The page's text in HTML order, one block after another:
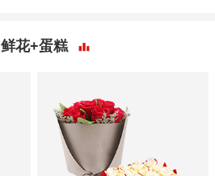
鲜花+蛋糕